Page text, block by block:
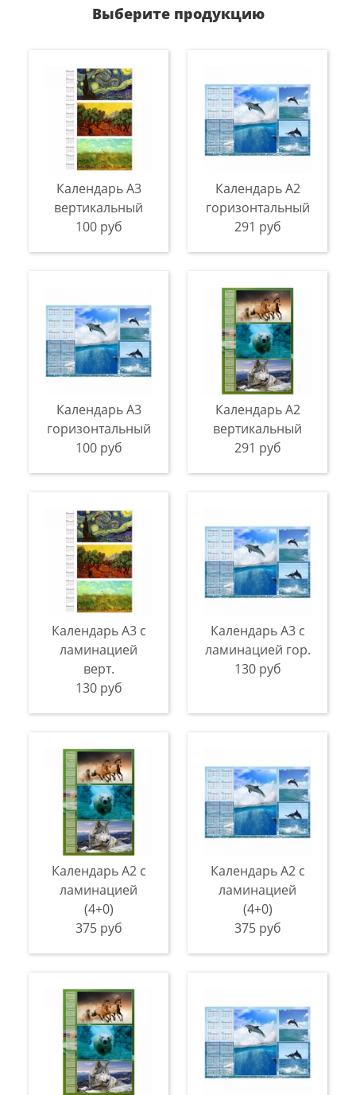
Выберите продукцию
Календарь А3
вертикальный
100 руб
Календарь A2
горизонтальный
291 руб
Календарь A3
горизонтальный
100 руб
Календарь A2
вертикальный
291 руб
Календарь А3 с
ламинацией
верт.
130 руб
Календарь А3 с
ламинацией гор.
130 руб
Календарь А2 с
ламинацией
(4+0)
375 руб
Календарь А2 с
ламинацией
(4+0)
375 руб